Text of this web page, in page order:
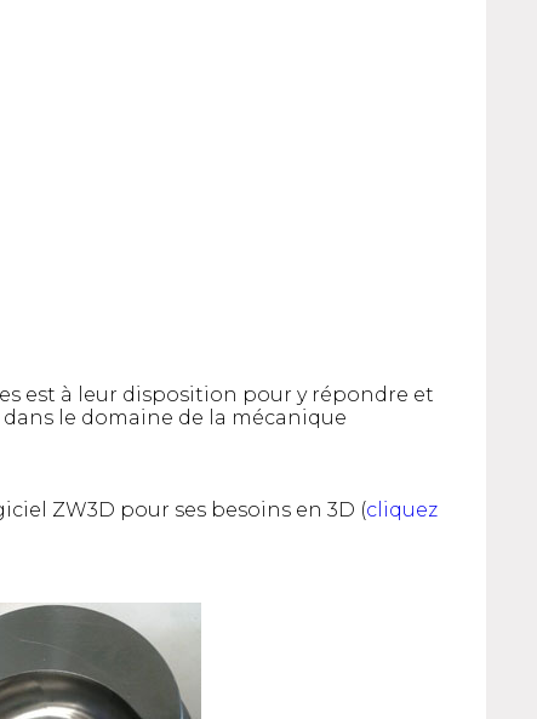
est à leur disposition pour y répondre et
le domaine de la mécanique
ZW3D pour ses besoins en 3D (cliquez